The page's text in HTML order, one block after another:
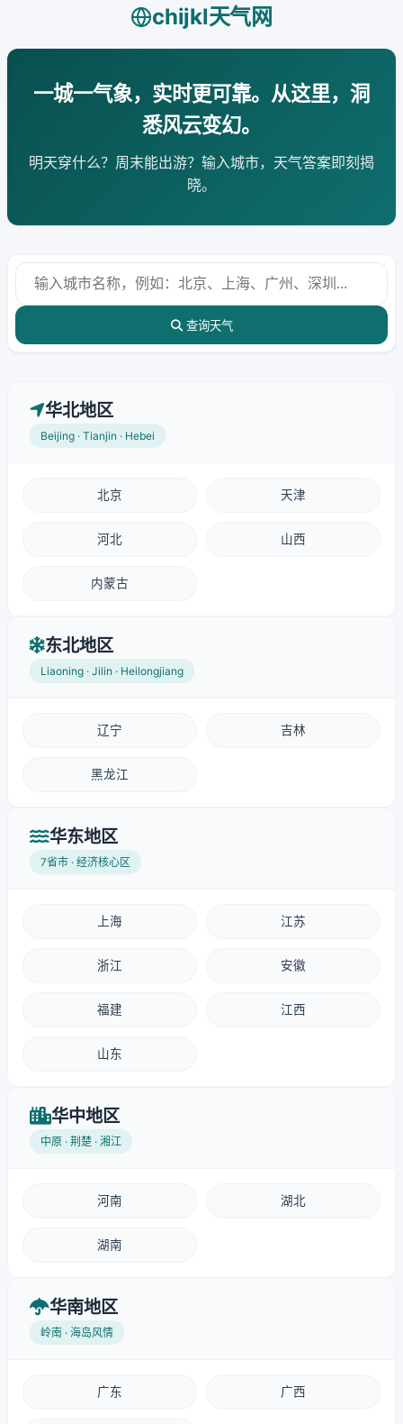
chijkl天气网
一城一气象，实时更可靠。从这里，洞
悉风云变幻。
明天穿什么？周末能出游？输入城市，天气答案即刻揭
晓。
查询天气
华北地区
Beijing · Tianjin · Hebei
北京 天津
河北 山西
内蒙古
东北地区
Liaoning · Jilin · Heilongjiang
辽宁 吉林
黑龙江
华东地区
7省市 · 经济核心区
上海 江苏
浙江 安徽
福建 江西
山东
华中地区
中原 · 荆楚 · 湘江
河南 湖北
湖南
华南地区
岭南 · 海岛风情
广东 广西